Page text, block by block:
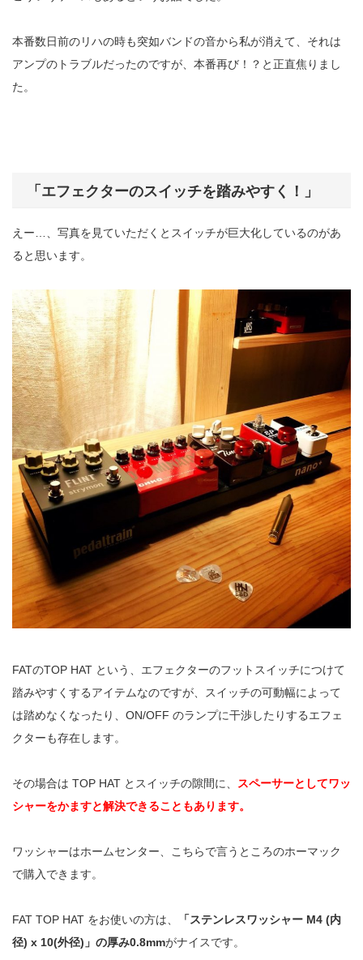
本番数日前のリハの時も突如バンドの音から私が消えて、それは
アンプのトラブルだったのですが、本番再び！？と正直焦りまし
た。
「エフェクターのスイッチを踏みやすく！」
えー…、写真を見ていただくとスイッチが巨大化しているのがあ
ると思います。
FATのTOP HAT という、エフェクターのフットスイッチにつけて
踏みやすくするアイテムなのですが、スイッチの可動幅によって
は踏めなくなったり、ON/OFF のランプに干渉したりするエフェ
クターも存在します。
その場合は TOP HAT とスイッチの隙間に、 スペーサーとしてワッ
シャーをかますと解決できることもあります。
ワッシャーはホームセンター、こちらで言うところのホーマック
で購入できます。
FAT TOP HAT をお使いの方は、
「ステンレスワッシャー M4 (内
径) x 10(外径)」の厚み0.8mmがナイスです。